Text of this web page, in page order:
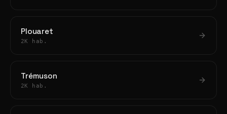
Plouaret
2K hab.
Trémuson
2K hab.